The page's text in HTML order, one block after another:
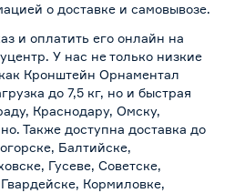
о доставке и самовывозе.
и оплатить его онлайн на
У нас не только низкие
Кронштейн Орнаментал
до 7,5 кг, но и быстрая
Краснодару, Омску,
Также доступна доставка до
Балтийске,
Гусеве, Советске,
Кормиловке,